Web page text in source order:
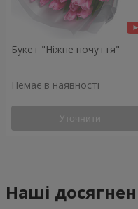
Букет "Ніжне почуття"
Немає в наявності
Уточнити
Наші